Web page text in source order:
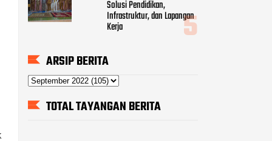
Solusi Pendidikan,
Infrastruktur, dan Lapangan
Kerja
ARSIP BERITA
TOTAL TAYANGAN BERITA